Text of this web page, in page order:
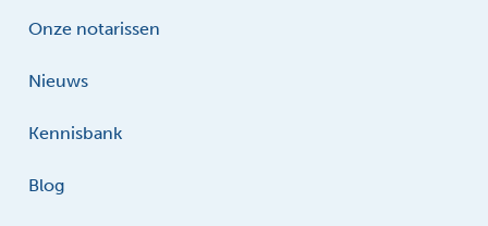
Onze notarissen
Nieuws
Kennisbank
Blog